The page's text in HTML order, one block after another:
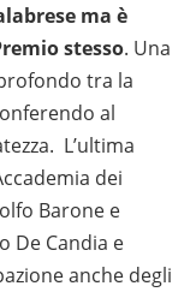
ma è
stesso. Una
tra la
al
L’ultima
dei
Barone e
De Candia e
anche degli